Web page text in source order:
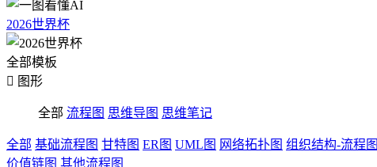
2026世界杯
全部模板
 图形
全部 流程图 思维导图 思维笔记
全部 基础流程图 甘特图 ER图 UML图 网络拓扑图 组织结构-流程图
价值链图 其他流程图